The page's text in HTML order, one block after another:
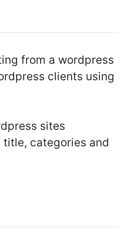
from a wordpress
clients using
sites
categories and